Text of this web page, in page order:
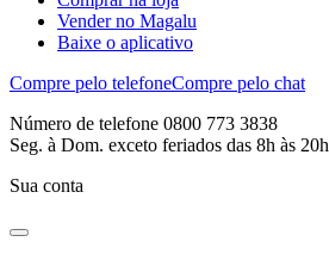
Vender no Magalu
Baixe o aplicativo
Compre pelo telefoneCompre pelo chat
Número de telefone 0800 773 3838
Seg. à Dom. exceto feriados das 8h às 20h
Sua conta